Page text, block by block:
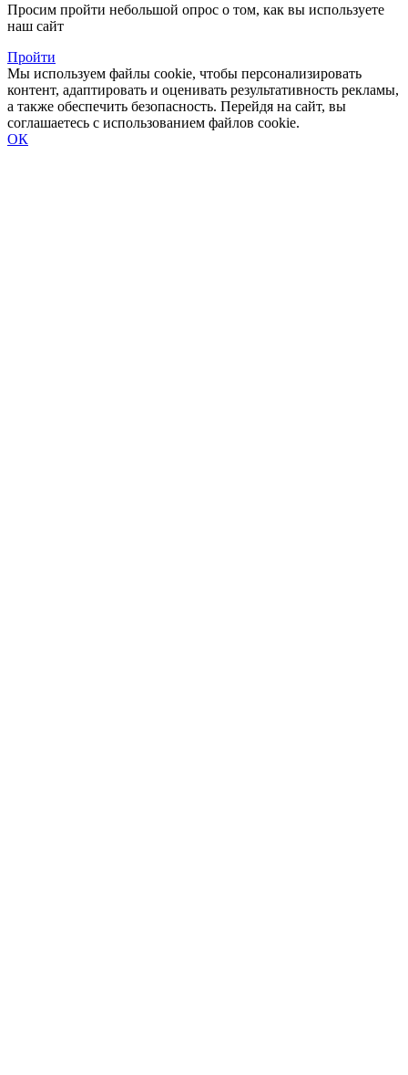
Просим пройти небольшой опрос о том, как вы используете
наш сайт
Пройти
Мы используем файлы cookie, чтобы персонализировать
контент, адаптировать и оценивать результативность рекламы,
а также обеспечить безопасность. Перейдя на сайт, вы
соглашаетесь с использованием файлов cookie.
ОК